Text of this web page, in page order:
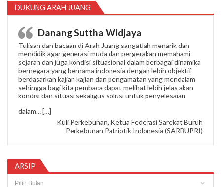
DUKUNG ARAH JUANG
Danang Suttha Widjaya
Tulisan dan bacaan di Arah Juang sangatlah menarik dan
mendidik agar generasi muda dan pergerakan memahami
sejarah dan juga kondisi situasional dalam berbagai dinamika
bernegara yang bernama indonesia dengan lebih objektif
berdasarkan kajian kajian dan pengamatan yang mendalam
sehingga bagi kita pembaca dapat melihat lebih jelas akan
kondisi dan situasi sekaligus solusi untuk penyelesaian
dalam…[…]
Kuli Perkebunan, Ketua Federasi Sarekat Buruh
Perkebunan Patriotik Indonesia (SARBUPRI)
ARSIP